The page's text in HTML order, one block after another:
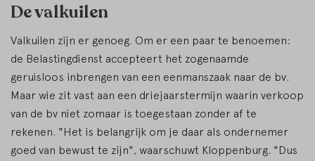
De valkuilen
Valkuilen zijn er genoeg. Om er een paar te benoemen:
de Belastingdienst accepteert het zogenaamde
geruisloos inbrengen van een eenmanszaak naar de bv.
Maar wie zit vast aan een driejaarstermijn waarin verkoop
van de bv niet zomaar is toegestaan zonder af te
rekenen. "Het is belangrijk om je daar als ondernemer
goed van bewust te zijn", waarschuwt Kloppenburg. "Dus